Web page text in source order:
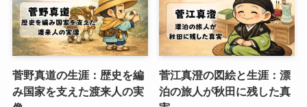
菅野真道の生涯：歴史を編
み国家を支えた渡来人の実
菅江真澄の図絵と生涯：漂
泊の旅人が秋田に残した真